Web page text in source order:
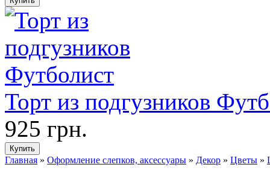
Торт из подгузников
925 грн.
Главная » Оформление слепков, аксессуары » Декор » Цветы »